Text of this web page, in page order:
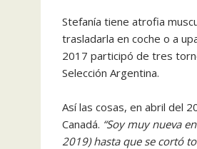
Stefanía tiene atrofia
trasladarla en coche o a
2017 participó de tres
Selección Argentina.
Así las cosas, en abril del
Canadá. “Soy muy nueva
2019) hasta que se cortó